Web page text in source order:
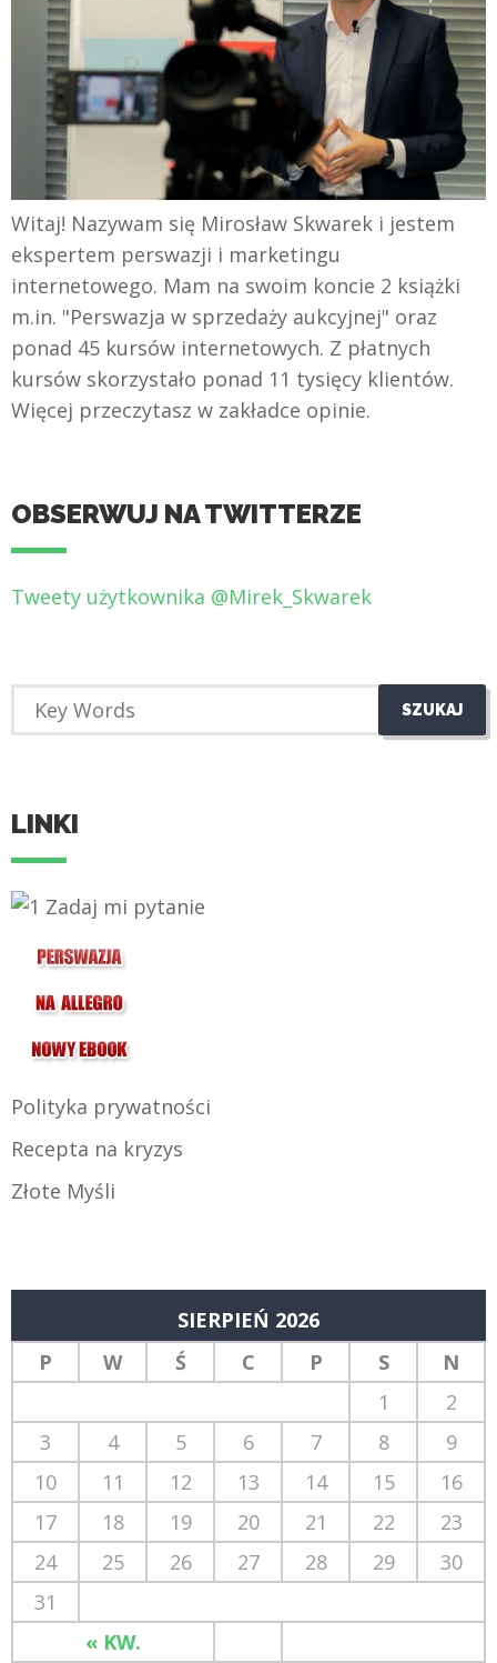
Witaj! Nazywam się Mirosław Skwarek i jestem
ekspertem perswazji i marketingu
internetowego. Mam na swoim koncie 2 książki
m.in. "Perswazja w sprzedaży aukcyjnej" oraz
ponad 45 kursów internetowych. Z płatnych
kursów skorzystało ponad 11 tysięcy klientów.
Więcej przeczytasz w zakładce opinie.
OBSERWUJ NA TWITTERZE
Tweety użytkownika @Mirek_Skwarek
LINKI
Polityka prywatności
Recepta na kryzys
Złote Myśli
SIERPIEŃ 2026
P
W Ś C P S N
« KW.
1
2
3
4 5 6 7 8
9
10
11 12 13 14 15
16
17
18 19 20 21 22
23
24
25 26 27 28 29
30
31